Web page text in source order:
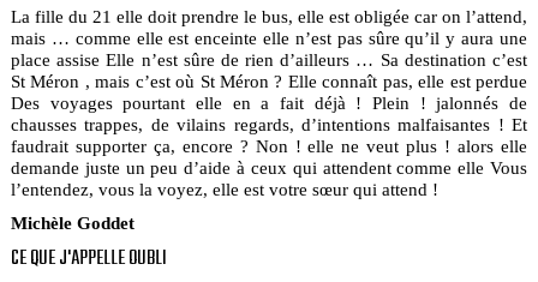
La fille du 21 elle doit prendre le bus, elle est obligée car on l’attend,
mais … comme elle est enceinte elle n’est pas sûre qu’il y aura une
place assise Elle n’est sûre de rien d’ailleurs … Sa destination c’est
St Méron , mais c’est où St Méron ? Elle connaît pas, elle est perdue
Des voyages pourtant elle en a fait déjà ! Plein ! jalonnés de
chausses trappes, de vilains regards, d’intentions malfaisantes ! Et
faudrait supporter ça, encore ? Non ! elle ne veut plus ! alors elle
demande juste un peu d’aide à ceux qui attendent comme elle Vous
l’entendez, vous la voyez, elle est votre sœur qui attend !
Michèle Goddet
CE QUE J'APPELLE OUBLI